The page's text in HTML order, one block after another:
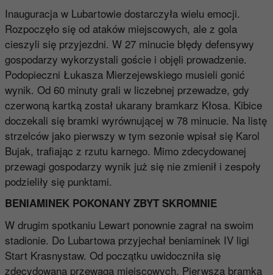
Inauguracja w Lubartowie dostarczyła wielu emocji.
Rozpoczęło się od ataków miejscowych, ale z gola
cieszyli się przyjezdni. W 27 minucie błędy defensywy
gospodarzy wykorzystali goście i objęli prowadzenie.
Podopieczni Łukasza Mierzejewskiego musieli gonić
wynik. Od 60 minuty grali w liczebnej przewadze, gdy
czerwoną kartką został ukarany bramkarz Kłosa. Kibice
doczekali się bramki wyrównującej w 78 minucie. Na listę
strzelców jako pierwszy w tym sezonie wpisał się Karol
Bujak, trafiając z rzutu karnego. Mimo zdecydowanej
przewagi gospodarzy wynik już się nie zmienił i zespoły
podzieliły się punktami.
BENIAMINEK POKONANY ZBYT SKROMNIE
W drugim spotkaniu Lewart ponownie zagrał na swoim
stadionie. Do Lubartowa przyjechał beniaminek IV ligi
Start Krasnystaw. Od początku uwidoczniła się
zdecydowana przewaga miejscowych. Pierwsza bramka